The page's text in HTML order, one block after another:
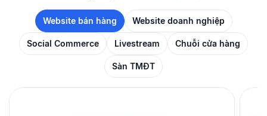
Website bán hàng Website doanh nghiệp
Social Commerce Livestream Chuỗi cửa hàng
Sàn TMĐT